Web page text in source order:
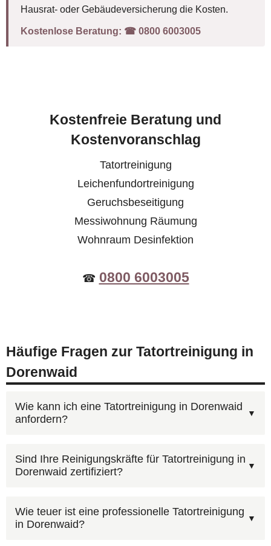
Hausrat- oder Gebäudeversicherung die Kosten.
Kostenlose Beratung: ☎︎ 0800 6003005
Kostenfreie Beratung und
Kostenvoranschlag
Tatortreinigung
Leichenfundortreinigung
Geruchsbeseitigung
Messiwohnung Räumung
Wohnraum Desinfektion
☎ 0800 6003005
Häufige Fragen zur Tatortreinigung in
Dorenwaid
Wie kann ich eine Tatortreinigung in Dorenwaid
anfordern?
Rufen Sie unsere kostenlose Beratungshotline
0800 6003005an — wir sind rund um die Uhr
Feiertagen. Alternativ können Sie uns über das
Kontaktformular
Sind Ihre Reinigungskräfte für Tatortreinigung in
Dorenwaid zertifiziert?
Beauftragen Sie einen Fachbetrieb mit
Sachkunde nach IfSG. AST Deutschland verfügt
Wie teuer ist eine professionelle Tatortreinigung
in Dorenwaid?